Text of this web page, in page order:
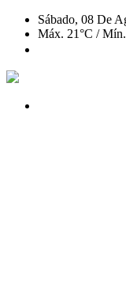
Sábado, 08 De
Máx. 21°C /